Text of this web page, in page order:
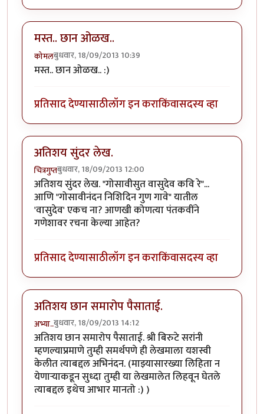
मस्त.. छान ओळख..
कोमलबुधवार, 18/09/2013 10:39
मस्त.. छान ओळख.. :)
प्रतिसाद देण्यासाठीलॉग इन कराकिंवासदस्य व्हा
अतिशय सुंदर लेख.
चित्रगुप्तबुधवार, 18/09/2013 12:00
अतिशय सुंदर लेख. "गोसावीसुत वासुदेव कवि रे"...
आणि "गोसावीनंदन निशिदिन गुण गावे" यातील
'वासुदेव' एकच ना? आणखी कोणत्या पंतकवींने
गणेशावर रचना केल्या आहेत?
प्रतिसाद देण्यासाठीलॉग इन कराकिंवासदस्य व्हा
अतिशय छान समारोप पैसाताई.
अभ्या..बुधवार, 18/09/2013 14:12
अतिशय छान समारोप पैसाताई. श्री बिरुटे सरांनी
म्हणल्याप्रमाणे तुम्ही समर्थपणे ही लेखमाला यशस्वी
केलीत त्याबद्दल अभिनंदन. (माझ्यासारख्या लिहिता न
येणार्‍याकडून सुध्दा तुम्ही या लेखमालेत लिहवून घेतले
त्याबद्दल इथेच आभार मानतो :) )